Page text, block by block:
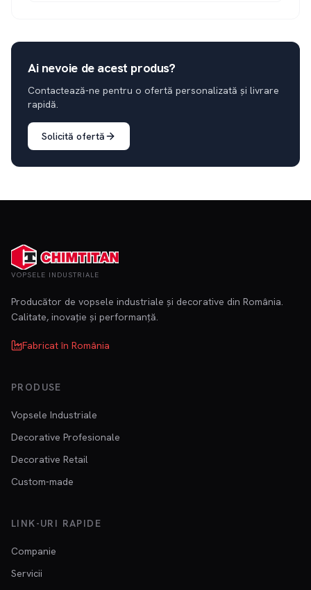
Ai nevoie de acest produs?
Contactează-ne pentru o ofertă personalizată și livrare
rapidă.
Solicită ofertă
VOPSELE INDUSTRIALE
Producător de vopsele industriale și decorative din România.
Calitate, inovație și performanță.
Fabricat în România
PRODUSE
Vopsele Industriale
Decorative Profesionale
Decorative Retail
Custom-made
LINK-URI RAPIDE
Companie
Servicii